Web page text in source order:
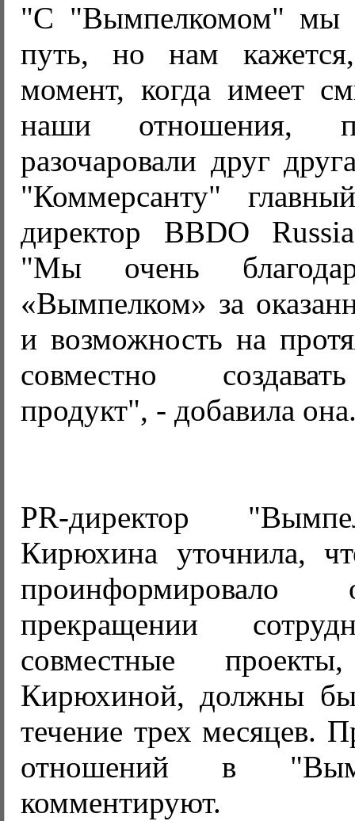
"С "Вымпелкомом" мы
путь, но нам
момент, когда имеет
наши
разочаровали друг
"Коммерсанту"
директор BBDO
"Мы очень
«Вымпелком» за
и возможность на
совместно
продукт", - добавила
PR-директор
Кирюхина уточнила,
прекращении
совместные
Кирюхиной, должны
течение трех месяцев.
отношений в
комментируют.